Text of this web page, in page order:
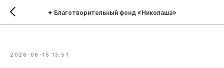
✦ Благотворительный фонд «Николаша»
2026-06-15 13:51